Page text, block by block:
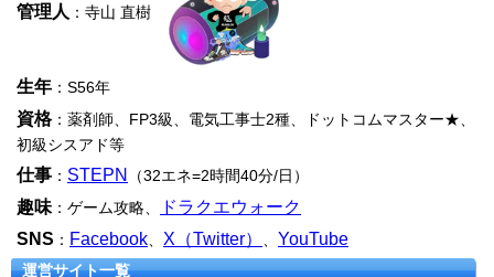
管理人 ：寺山 直樹
生年 ：S56年
資格：薬剤師、FP3級、電気工事士2種、ドットコムマスター★、
初級シスアド等
仕事 ： STEPN （32エネ=2時間40分/日）
趣味 ：ゲーム攻略、
ドラクエウォーク
SNS ： Facebook X（Twitter） YouTube
運営サイト一覧